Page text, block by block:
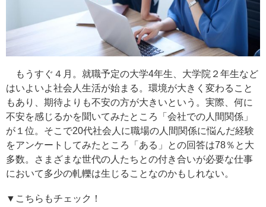
もうすぐ４月。就職予定の大学4年生、大学院２年生など
はいよいよ社会人生活が始まる。環境が大きく変わること
もあり、期待よりも不安の方が大きいという。実際、何に
不安を感じるかを聞いてみたところ「会社での人間関係」
が１位。そこで20代社会人に職場の人間関係に悩んだ経験
をアンケートしてみたところ「ある」との回答は78％と大
多数。さまざまな世代の人たちとの付き合いが必要な仕事
において多少の軋轢は生じることなのかもしれない。
▼こちらもチェック！